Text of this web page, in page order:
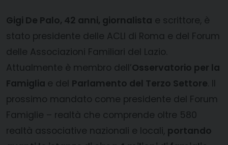
Gigi De Palo, 42 anni, giornalista e scrittore, è
stato presidente delle ACLI di Roma e del Forum
delle Associazioni Familiari del Lazio.
Attualmente è membro dell’Osservatorio per la
Famiglia e del Parlamento del Terzo Settore . Il
prossimo mandato come presidente del Forum
Famiglie – realtà che comprende oltre 580
realtà associative nazionali e locali, portando